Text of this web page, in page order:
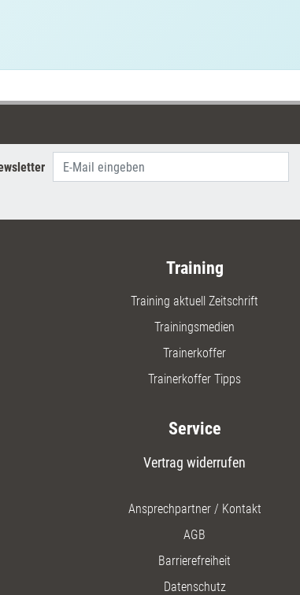
Training
Training aktuell Zeitschrift
Trainingsmedien
Trainerkoffer
Trainerkoffer Tipps
Service
Vertrag widerrufen
Ansprechpartner / Kontakt
AGB
Barrierefreiheit
Datenschutz